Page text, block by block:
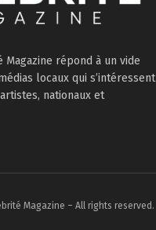
répond à un vide
locaux qui s’intéressent
nationaux et
Magazine – All rights reserved.